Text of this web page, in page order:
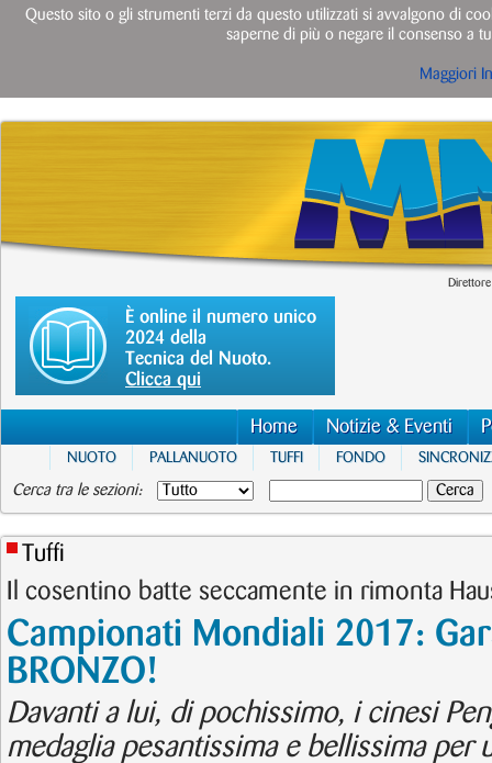
È online il numero unico
2024 della
Tecnica del Nuoto.
Clicca qui
Home Notizie & Eventi
NUOTO PALLANUOTO TUFFI FONDO
Cerca tra le sezioni:
Tuffi
Il cosentino batte seccamente in rimonta
Campionati Mondiali 2017:
BRONZO!
Davanti a lui, di pochissimo, i cinesi
medaglia pesantissima e bellissima per
Questo sito o gli strumenti terzi da questo utilizzati si avvalgono di
saperne di più o negare il consenso a
Maggiori